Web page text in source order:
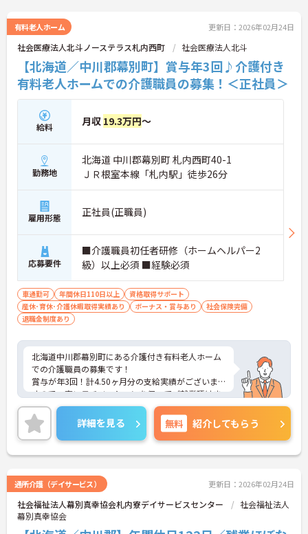
有料老人ホーム 更新日：2026年02月24日
社会医療法人北斗ノーステラス札内西町 社会医療法人北斗
【北海道／中川郡幕別町】賞与年3回♪介護付き
有料老人ホームでの介護職員の募集！＜正社員＞
給料 月収 19.3万円～
勤務地
北海道 中川郡幕別町 札内西町40-1
ＪＲ根室本線「札内駅」徒歩26分
雇用形態 正社員(正職員)
応募要件
■介護職員初任者研修（ホームヘルパー2
級）以上必須 ■経験必須
車通勤可 年間休日110日以上
資格取得サポート
産休･育休･介護休暇取得実績あり
ボーナス・賞与あり
社会保険完備
退職金制度あり
北海道中川郡幕別町にある介護付き有料老人ホーム
での介護職員の募集です！
賞与が年3回！計4.50ヶ月分の支給実績がございま
すので、高いモチベーションを保ってご就業頂けま
す♪
基本残業はなく、プライベートの時間もたっぷり！
オンオフ共に充実させることができます。
ご興味のある方には、面接対策ポイントなど、さら
に詳細をお話しいたしますのでお気軽にご相談くだ
詳細を見る 無料 紹介してもらう
通所介護（デイサービス） 更新日：2026年02月24日
社会福祉法人幕別真幸協会札内寮デイサービスセンター
社会福祉法人
幕別真幸協会